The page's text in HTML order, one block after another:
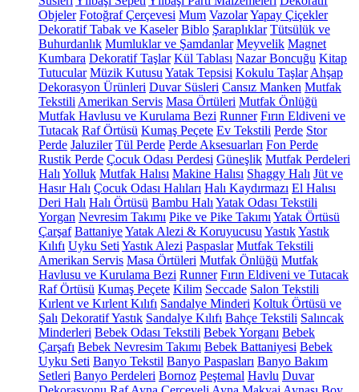
Objeler Fotoğraf Çerçevesi Mum VazolarYapay Çiçekler
Dekoratif Tabak ve Kaseler Biblo Şaraplıklar Tütsülük ve
Buhurdanlık Mumluklar ve Şamdanlar Meyvelik Magnet
Kumbara Dekoratif Taşlar Kül Tablası Nazar Boncuğu Kitap
Tutucular Müzik Kutusu Yatak Tepsisi Kokulu Taşlar Ahşap
Dekorasyon Ürünleri Duvar Süsleri Cansız Manken Mutfak
Tekstili Amerikan Servis Masa Örtüleri Mutfak Önlüğü
Mutfak Havlusu ve Kurulama Bezi Runner Fırın Eldiveni ve
Tutacak Raf Örtüsü Kumaş Peçete Ev Tekstili Perde Stor
Perde Jaluziler Tül Perde Perde Aksesuarları Fon Perde
Rustik Perde Çocuk Odası Perdesi Güneşlik Mutfak Perdeleri
Halı Yolluk Mutfak Halısı Makine Halısı Shaggy Halı Jüt ve
Hasır Halı Çocuk Odası Halıları Halı Kaydırmazı El Halısı
Deri Halı Halı Örtüsü Bambu Halı Yatak Odası Tekstili
Yorgan Nevresim Takımı Pike ve Pike Takımı Yatak Örtüsü
Çarşaf BattaniyeYatak Alezi & Koruyucusu YastıkYastık
Kılıfı Uyku Seti Yastık Alezi Paspaslar Mutfak Tekstili
Amerikan Servis Masa Örtüleri Mutfak Önlüğü Mutfak
Havlusu ve Kurulama Bezi Runner Fırın Eldiveni ve Tutacak
Raf Örtüsü Kumaş Peçete Kilim Seccade Salon Tekstili
Kırlent ve Kırlent Kılıfı Sandalye Minderi Koltuk Örtüsü ve
Şalı Dekoratif Yastık Sandalye Kılıfı Bahçe Tekstili Salıncak
Minderleri Bebek Odası Tekstili Bebek Yorganı Bebek
Çarşafı Bebek Nevresim Takımı Bebek Battaniyesi Bebek
Uyku Seti Banyo Tekstil Banyo Paspasları Banyo Bakım
Setleri Banyo Perdeleri Bornoz Peştemal Havlu Duvar